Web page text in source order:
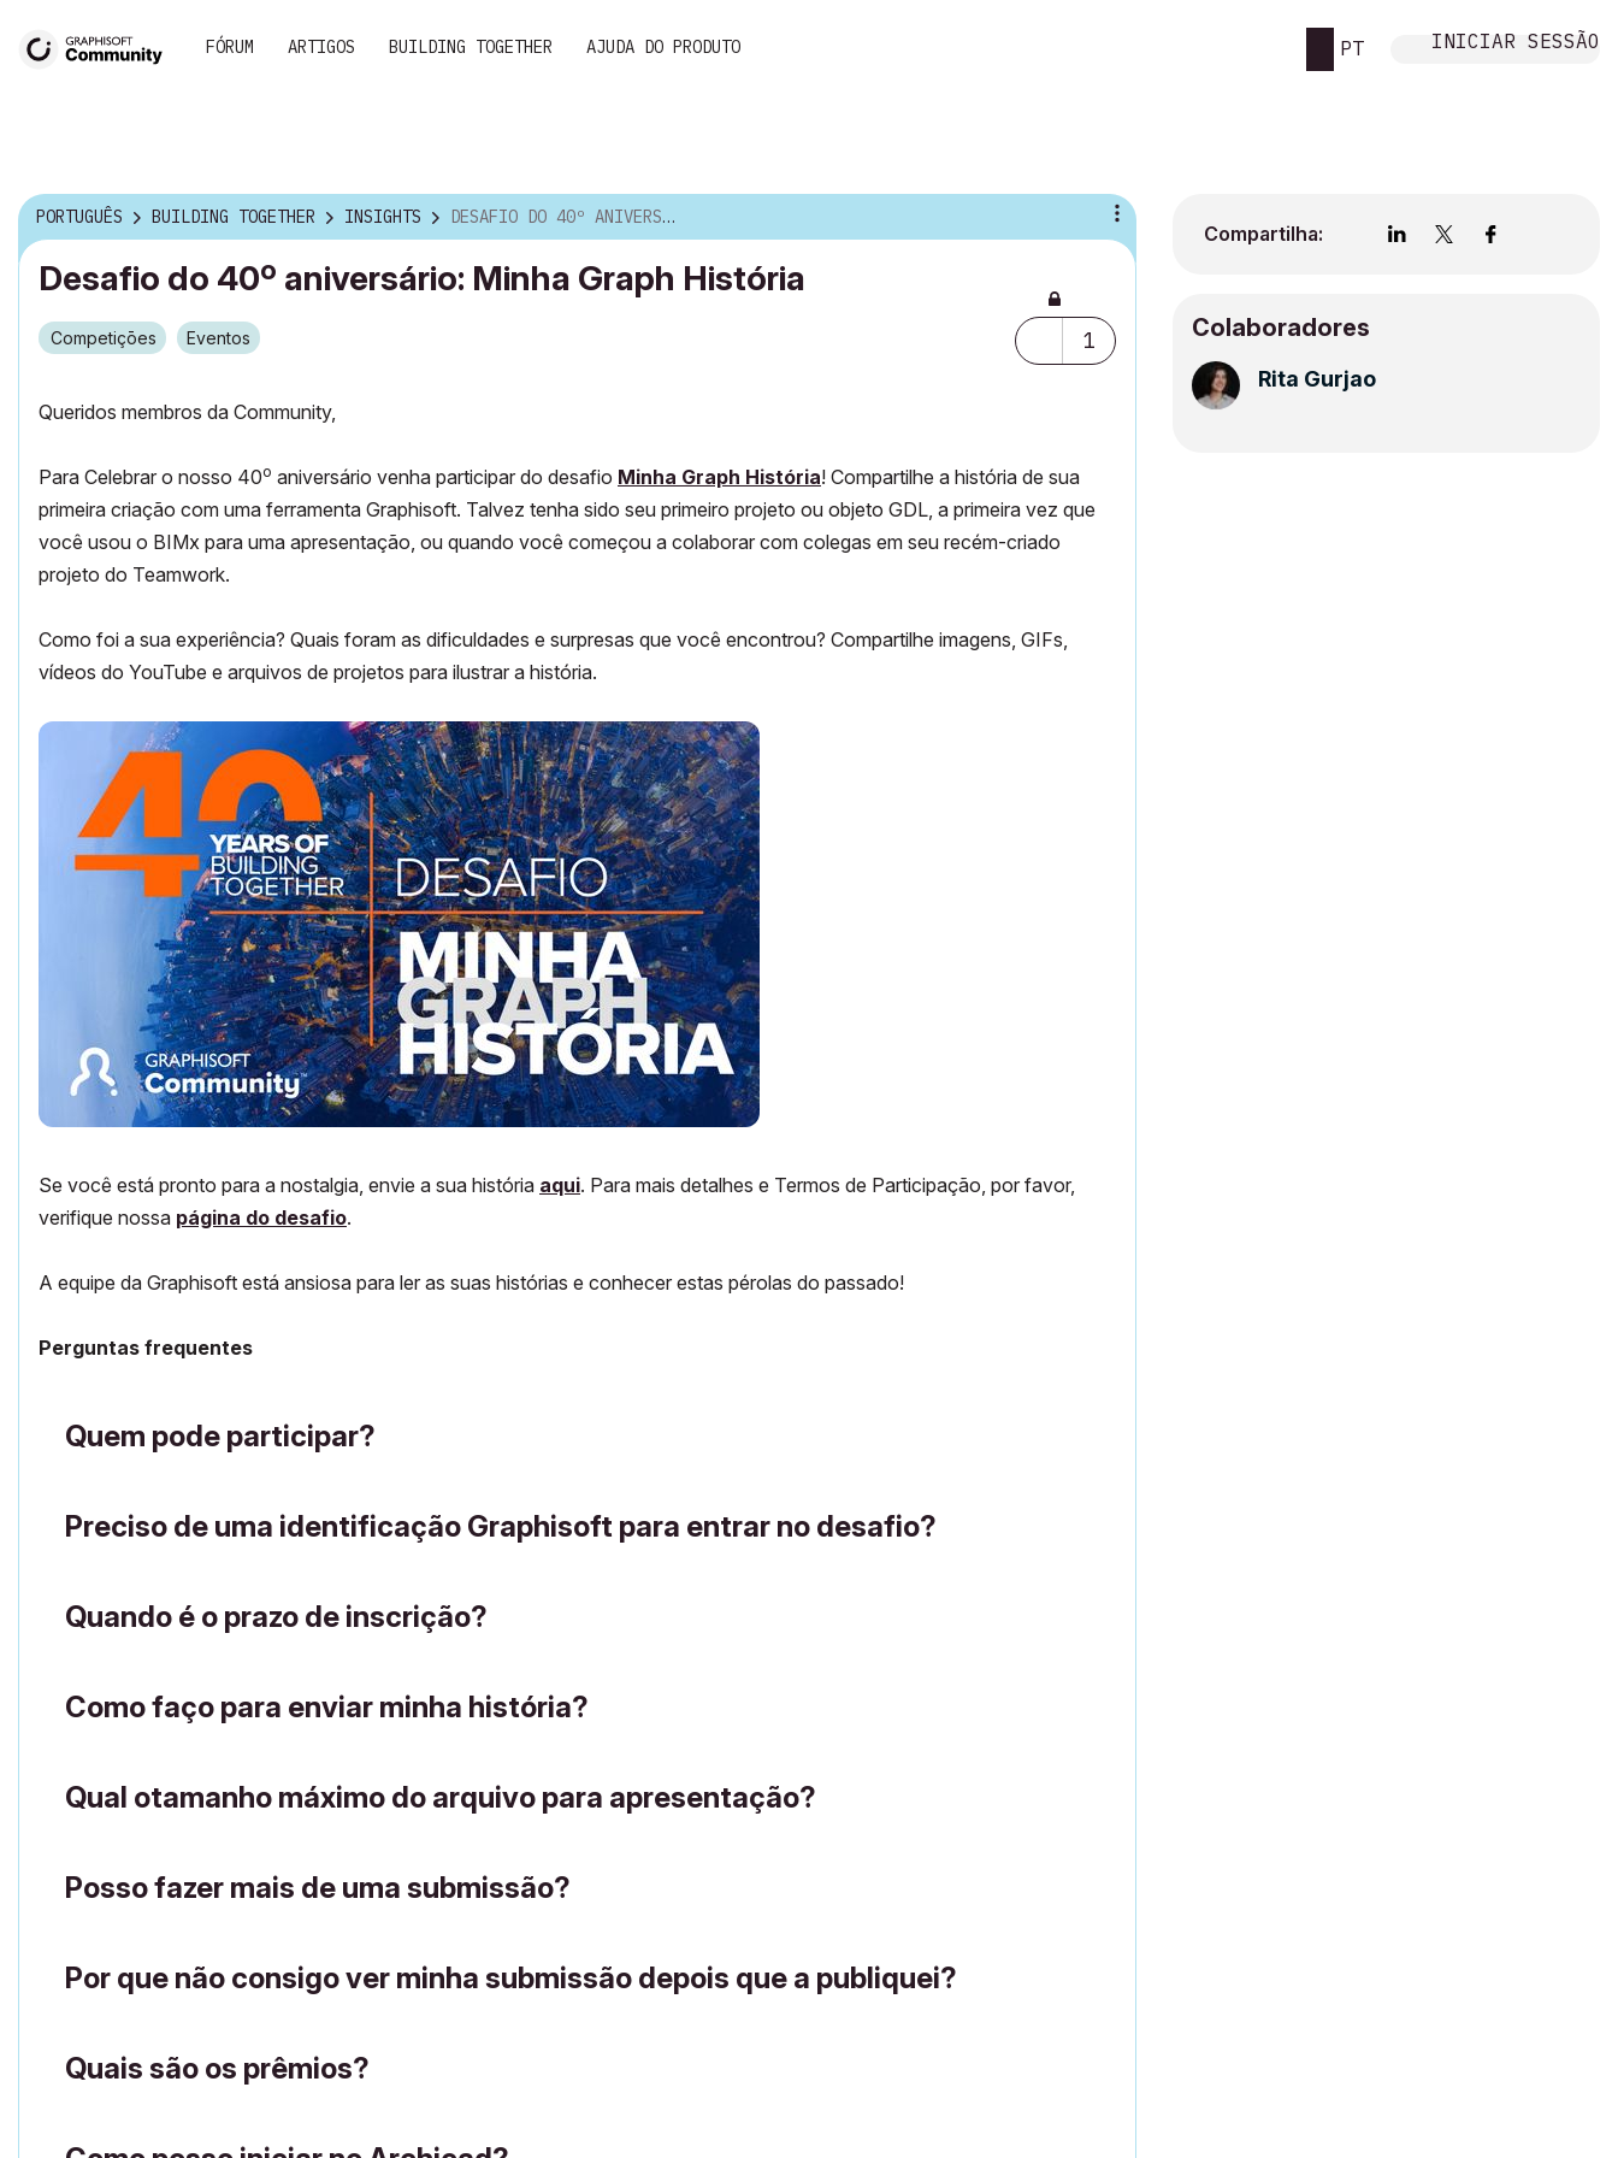
FÓRUM ARTIGOS BUILDING TOGETHER AJUDA DO PRODUTO PT INICIAR SESSÃO
PORTUGUÊS BUILDING TOGETHER INSIGHTS DESAFIO DO 40º ANIVERSÁRIO: MINHA GRAPH HISTÓRIA
Desafio do 40º aniversário: Minha Graph História
Competiçōes Eventos 1
Queridos membros da Community,
Para Celebrar o nosso 40o aniversário venha participar do desafio Minha Graph História! Compartilhe a história de sua
primeira criação com uma ferramenta Graphisoft. Talvez tenha sido seu primeiro projeto ou objeto GDL, a primeira vez que
você usou o BIMx para uma apresentação, ou quando você começou a colaborar com colegas em seu recém-criado
projeto do Teamwork.
Como foi a sua experiência? Quais foram as dificuldades e surpresas que você encontrou? Compartilhe imagens, GIFs,
vídeos do YouTube e arquivos de projetos para ilustrar a história.
Se você está pronto para a nostalgia, envie a sua história aqui. Para mais detalhes e Termos de Participação, por favor,
verifique nossa página do desafio.
A equipe da Graphisoft está ansiosa para ler as suas histórias e conhecer estas pérolas do passado!
Perguntas frequentes
Quem pode participar?
Preciso de uma identificação Graphisoft para entrar no desafio?
Quando é o prazo de inscrição?
Como faço para enviar minha história?
Qual otamanho máximo do arquivo para apresentação?
Posso fazer mais de uma submissão?
Por que não consigo ver minha submissão depois que a publiquei?
Quais são os prêmios?
Compartilha:
Colaboradores
Rita Gurjao